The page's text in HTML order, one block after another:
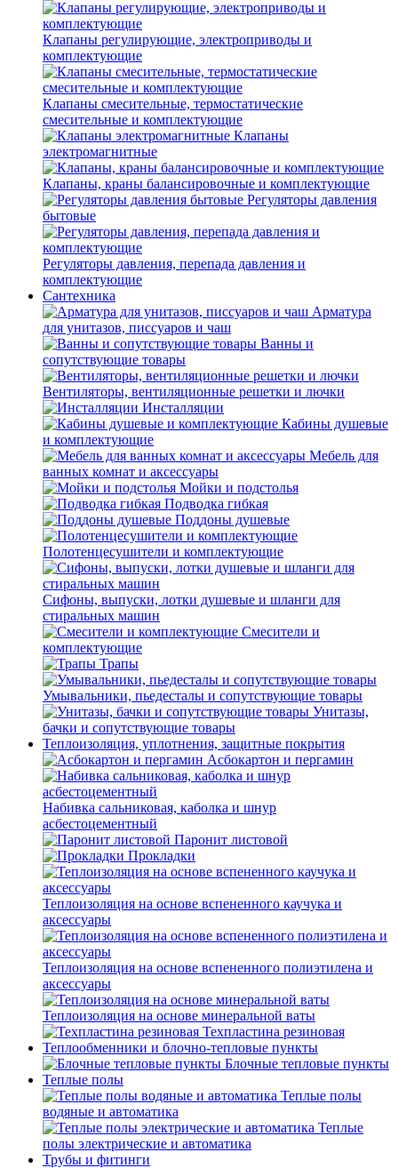
Клапаны регулирующие, электроприводы и
комплектующие
Клапаны смесительные, термостатические
смесительные и комплектующие
Клапаны
электромагнитные
Клапаны, краны балансировочные и комплектующие
Регуляторы давления
бытовые
Регуляторы давления, перепада давления и
комплектующие
Сантехника
Арматура
для унитазов, писсуаров и чаш
Ванны и
сопутствующие товары
Вентиляторы, вентиляционные решетки и лючки
Инсталляции
Кабины душевые
и комплектующие
Мебель для
ванных комнат и аксессуары
Мойки и подстолья
Подводка гибкая
Поддоны душевые
Полотенцесушители и комплектующие
Сифоны, выпуски, лотки душевые и шланги для
стиральных машин
Смесители и
комплектующие
Трапы
Умывальники, пьедесталы и сопутствующие товары
Унитазы,
бачки и сопутствующие товары
Теплоизоляция, уплотнения, защитные покрытия
Асбокартон и пергамин
Набивка сальниковая, каболка и шнур
асбестоцементный
Паронит листовой
Прокладки
Теплоизоляция на основе вспененного каучука и
аксессуары
Теплоизоляция на основе вспененного полиэтилена и
аксессуары
Теплоизоляция на основе минеральной ваты
Техпластина резиновая
Теплообменники и блочно-тепловые пункты
Блочные тепловые пункты
Теплые полы
Теплые полы
водяные и автоматика
Теплые
полы электрические и автоматика
Трубы и фитинги